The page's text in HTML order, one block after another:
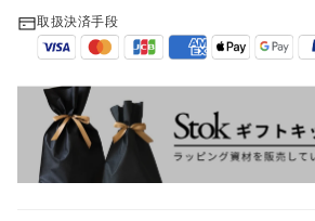
取扱決済手段